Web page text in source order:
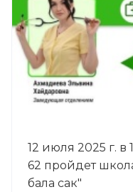
12 июля 2025 г. в
62 пройдет
бала сак"